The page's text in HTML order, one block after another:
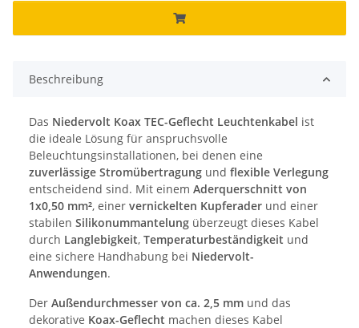
Beschreibung
Das Niedervolt Koax TEC-Geflecht Leuchtenkabel ist
die ideale Lösung für anspruchsvolle
Beleuchtungsinstallationen, bei denen eine
zuverlässige Stromübertragung und flexible Verlegung
entscheidend sind. Mit einem Aderquerschnitt von
1x0,50 mm², einer vernickelten Kupferader und einer
stabilen Silikonummantelung überzeugt dieses Kabel
durch Langlebigkeit, Temperaturbeständigkeit und
eine sichere Handhabung bei Niedervolt-
Anwendungen.
Der Außendurchmesser von ca. 2,5 mm und das
dekorative Koax-Geflecht machen dieses Kabel